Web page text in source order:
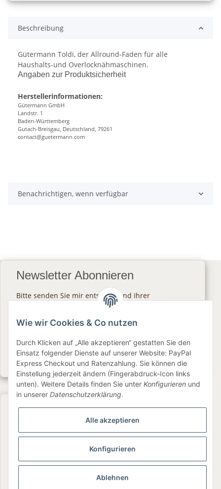
Beschreibung
Gütermann Toldi, der Allround-Faden für alle
Haushalts-und Overlocknähmaschinen.
Angaben zur Produktsicherheit
Herstellerinformationen:
Gütermann GmbH
Landstr. 1
Baden-Württemberg
Gutach-Breisgau, Deutschland, 79261
contact@guetermann.com
Benachrichtigen, wenn verfügbar
Newsletter Abonnieren
Bitte senden Sie mir entsprechend Ihrer
regelmäßig und jederzeit
Produktsortiment per E-Mail zu.
Abonnieren
Newsletter Abonnieren
Gesetzliche Informationen
Informationen
Service
Wie wir Cookies & Co nutzen
Durch Klicken auf „Alle akzeptieren“ gestatten Sie den
Einsatz folgender Dienste auf unserer Website: PayPal
Express Checkout und Ratenzahlung. Sie können die
Einstellung jederzeit ändern (Fingerabdruck-Icon links
unten). Weitere Details finden Sie unter Konfigurieren und
in unserer Datenschutzerklärung.
Alle akzeptieren
Konfigurieren
Ablehnen